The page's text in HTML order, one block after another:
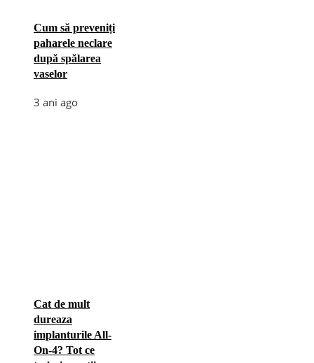
Cum să preveniți
paharele neclare
după spălarea
vaselor
3 ani ago
Cat de mult
dureaza
implanturile All-
On-4? Tot ce